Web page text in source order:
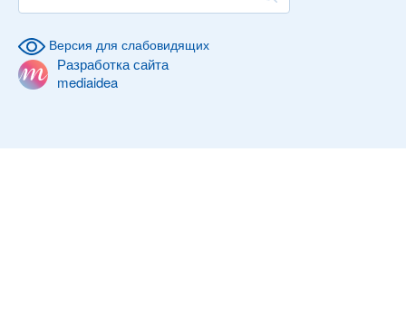
Версия для слабовидящих
Разработка сайта
mediaidea